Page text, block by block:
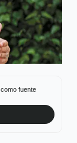
como fuente